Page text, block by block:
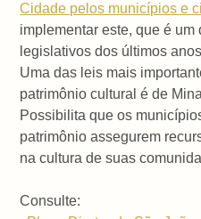
Cidade pelos municípios e
implementar este, que é
legislativos dos últimos
Uma das leis mais
patrimônio cultural é de
Possibilita que os
patrimônio assegurem
na cultura de suas
Consulte: